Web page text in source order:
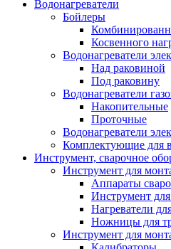
Водонагреватели
Бойлеры
Косвенного
Водонагреватели
Над раковиной
Под раковину
Водонагреватели
Накопительные
Проточные
Водонагреватели
Комплектующие для
Инструмент, сварочное
Инструмент для
Аппараты
Инструмент для
Нагреватели
Ножницы для
Инструмент для